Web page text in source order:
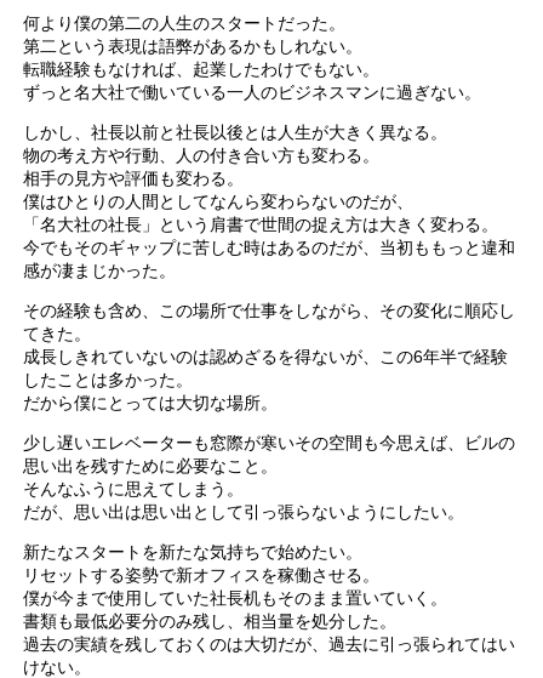
何より僕の第二の人生のスタートだった。
第二という表現は語弊があるかもしれない。
転職経験もなければ、起業したわけでもない。
ずっと名大社で働いている一人のビジネスマンに過ぎない。
しかし、社長以前と社長以後とは人生が大きく異なる。
物の考え方や行動、人の付き合い方も変わる。
相手の見方や評価も変わる。
僕はひとりの人間としてなんら変わらないのだが、
「名大社の社長」という肩書で世間の捉え方は大きく変わる。
今でもそのギャップに苦しむ時はあるのだが、当初ももっと違和
感が凄まじかった。
その経験も含め、この場所で仕事をしながら、その変化に順応し
てきた。
成長しきれていないのは認めざるを得ないが、この6年半で経験
したことは多かった。
だから僕にとっては大切な場所。
少し遅いエレベーターも窓際が寒いその空間も今思えば、ビルの
思い出を残すために必要なこと。
そんなふうに思えてしまう。
だが、思い出は思い出として引っ張らないようにしたい。
新たなスタートを新たな気持ちで始めたい。
リセットする姿勢で新オフィスを稼働させる。
僕が今まで使用していた社長机もそのまま置いていく。
書類も最低必要分のみ残し、相当量を処分した。
過去の実績を残しておくのは大切だが、過去に引っ張られてはい
けない。